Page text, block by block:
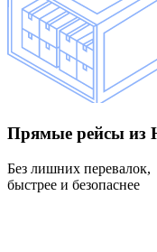
Прямые рейсы из
Без лишних перевалок,
быстрее и безопаснее